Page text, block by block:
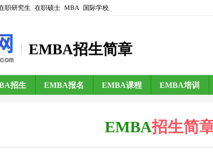
职研究生 在职硕士 MBA 国际学校
EMBA招生简章
招生 EMBA报名 EMBA课程 EMBA培训
EMBA招生简